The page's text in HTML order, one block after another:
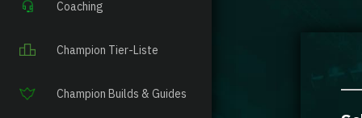
Coaching
Champion Tier-Liste
Champion Builds & Guides